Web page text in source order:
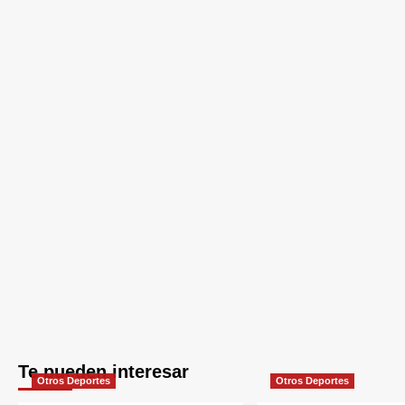
Te pueden interesar
Otros Deportes Otros Deportes